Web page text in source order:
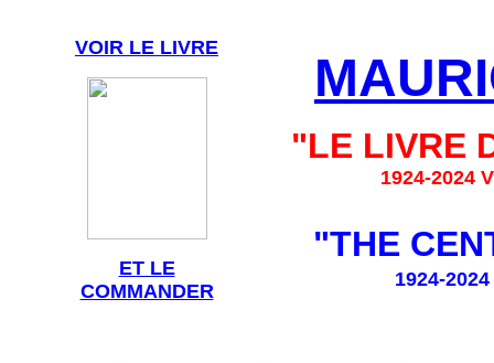
VOIR LE LIVRE
ET LE
COMMANDER
"LE LIVRE
1924-2024
"THE
1924-